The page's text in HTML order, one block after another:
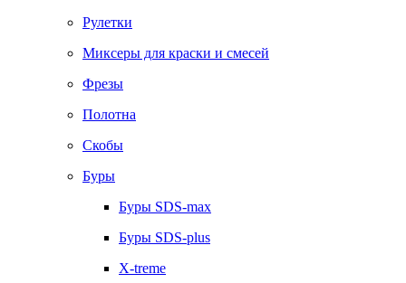
Рулетки
Миксеры для краски и смесей
Фрезы
Полотна
Скобы
Буры
Буры SDS-max
Буры SDS-plus
X-treme